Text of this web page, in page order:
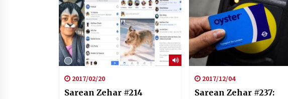
2017/02/20
Sarean Zehar #214
2017/12/04
Sarean Zehar #237: